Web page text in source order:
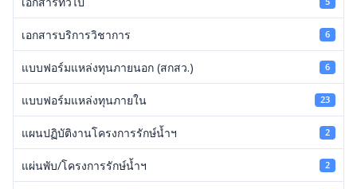
เอกสารบริการวิชาการ 6
แบบฟอร์มแหล่งทุนภายนอก (สกสว.) 6
แบบฟอร์มแหล่งทุนภายใน 23
แผนปฏิบัติงานโครงการรักษ์น้ำฯ 2
แผ่นพับ/โครงการรักษ์น้ำฯ 2